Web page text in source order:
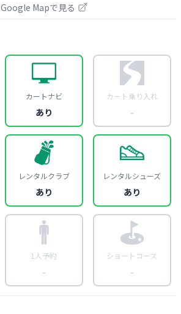
Google Mapで見る
カートナビ
あり
カート乗り入れ
-
レンタルクラブ
あり
レンタルシューズ
あり
1人予約
-
ショートコース
-